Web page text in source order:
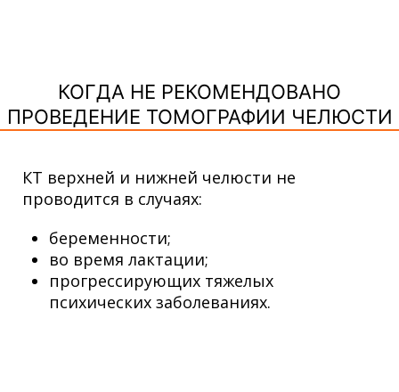
КОГДА НЕ РЕКОМЕНДОВАНО
ПРОВЕДЕНИЕ ТОМОГРАФИИ ЧЕЛЮСТИ
КТ верхней и нижней челюсти не
проводится в случаях:
беременности;
во время лактации;
прогрессирующих тяжелых
психических заболеваниях.